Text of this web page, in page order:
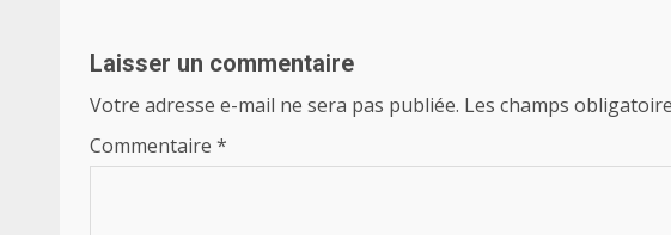
Laisser un commentaire
Votre adresse e-mail ne sera pas publiée. Les champs
Commentaire *